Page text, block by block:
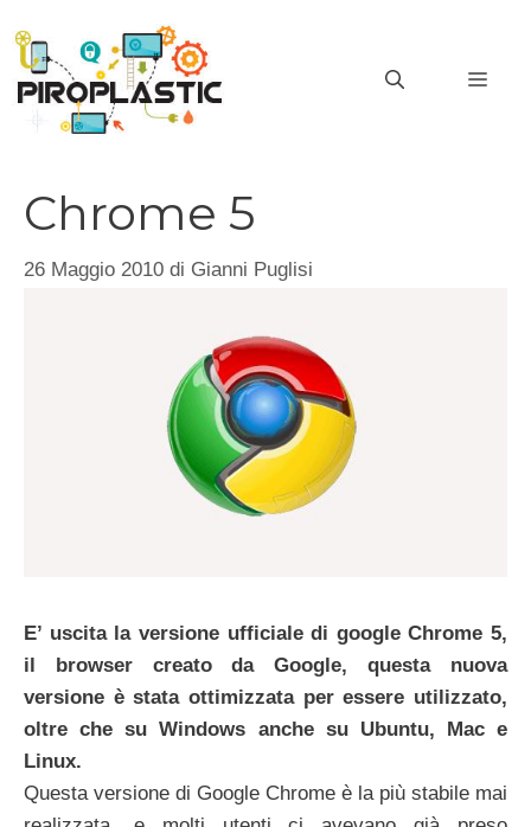
contenuto
Chrome 5
26 Maggio 2010 di Gianni Puglisi
E’ uscita la versione ufficiale di google Chrome 5,
il browser creato da Google, questa nuova
versione è stata ottimizzata per essere utilizzato,
oltre che su Windows anche su Ubuntu, Mac e
Linux.
Questa versione di Google Chrome è la più stabile mai